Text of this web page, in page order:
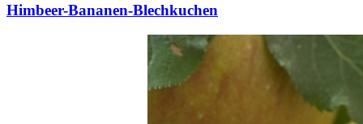
Himbeer-Bananen-Blechkuchen